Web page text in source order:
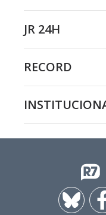
JR 24H
RECORD